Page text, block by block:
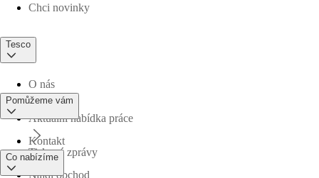
Chci novinky
Tesco
O nás
Aktuální nabídka práce
Tiskové zprávy
Pomůžeme vám
Kontakt
Najdi obchod
Co nabízíme